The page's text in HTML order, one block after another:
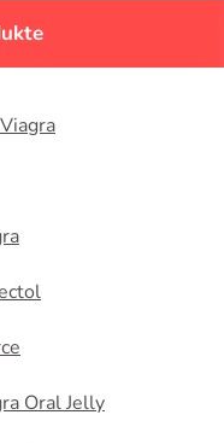
Oral Jelly